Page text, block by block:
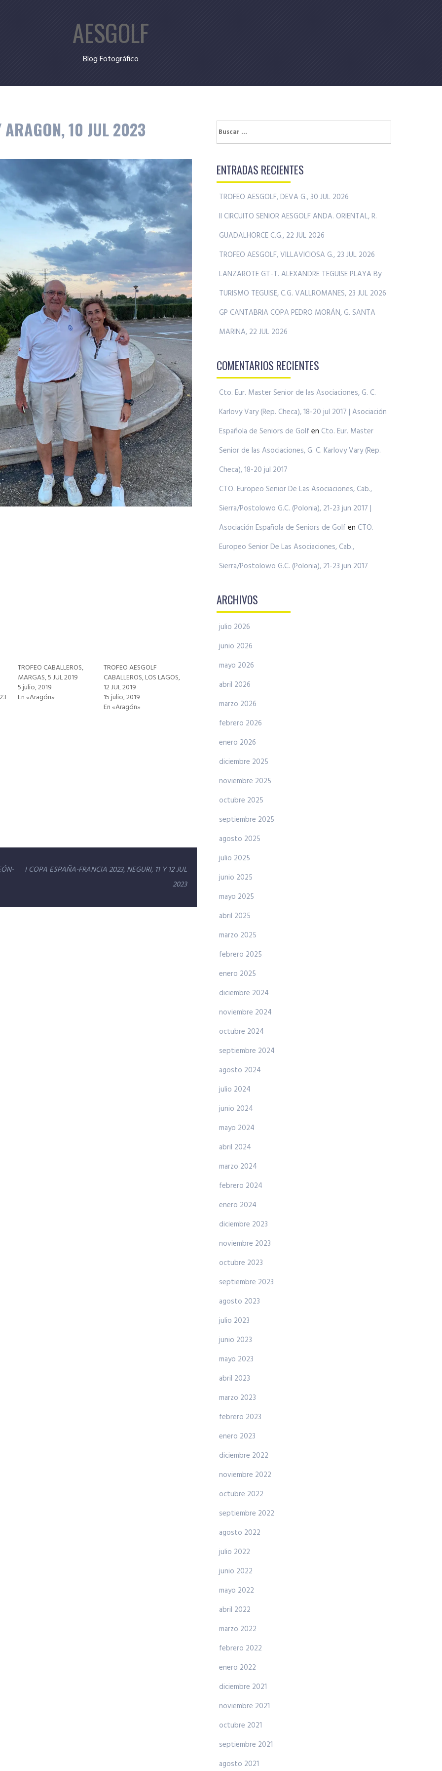
AESGOLF
Blog Fotográfico
ARAGON, 10 JUL 2023
TROFEO CABALLEROS,
MARGAS, 5 JUL 2019
5 julio, 2019
En «Aragón»
TROFEO AESGOLF
CABALLEROS, LOS LAGOS,
12 JUL 2019
15 julio, 2019
En «Aragón»
I COPA ESPAÑA-FRANCIA 2023, NEGURI, 11 Y 12 JUL
2023
Buscar:
ENTRADAS RECIENTES
TROFEO AESGOLF, DEVA G., 30 JUL 2026
II CIRCUITO SENIOR AESGOLF ANDA. ORIENTAL, R.
GUADALHORCE C.G., 22 JUL 2026
TROFEO AESGOLF, VILLAVICIOSA G., 23 JUL 2026
LANZAROTE GT-T. ALEXANDRE TEGUISE PLAYA By
TURISMO TEGUISE, C.G. VALLROMANES, 23 JUL 2026
GP CANTABRIA COPA PEDRO MORÁN, G. SANTA
MARINA, 22 JUL 2026
COMENTARIOS RECIENTES
Cto. Eur. Master Senior de las Asociaciones, G. C.
Karlovy Vary (Rep. Checa), 18-20 jul 2017 | Asociación
Española de Seniors de Golf en Cto. Eur. Master
Senior de las Asociaciones, G. C. Karlovy Vary (Rep.
Checa), 18-20 jul 2017
CTO. Europeo Senior De Las Asociaciones, Cab.,
Sierra/Postolowo G.C. (Polonia), 21-23 jun 2017 |
Asociación Española de Seniors de Golf en CTO.
Europeo Senior De Las Asociaciones, Cab.,
Sierra/Postolowo G.C. (Polonia), 21-23 jun 2017
ARCHIVOS
julio 2026
junio 2026
mayo 2026
abril 2026
marzo 2026
febrero 2026
enero 2026
diciembre 2025
noviembre 2025
octubre 2025
septiembre 2025
agosto 2025
julio 2025
junio 2025
mayo 2025
abril 2025
marzo 2025
febrero 2025
enero 2025
diciembre 2024
noviembre 2024
octubre 2024
septiembre 2024
agosto 2024
julio 2024
junio 2024
mayo 2024
abril 2024
marzo 2024
febrero 2024
enero 2024
diciembre 2023
noviembre 2023
octubre 2023
septiembre 2023
agosto 2023
julio 2023
junio 2023
mayo 2023
abril 2023
marzo 2023
febrero 2023
enero 2023
diciembre 2022
noviembre 2022
octubre 2022
septiembre 2022
agosto 2022
julio 2022
junio 2022
mayo 2022
abril 2022
marzo 2022
febrero 2022
enero 2022
diciembre 2021
noviembre 2021
octubre 2021
septiembre 2021
agosto 2021